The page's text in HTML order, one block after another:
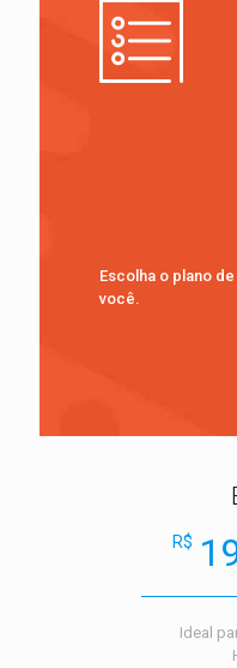
Escolha o plano
você.
R$
Ideal